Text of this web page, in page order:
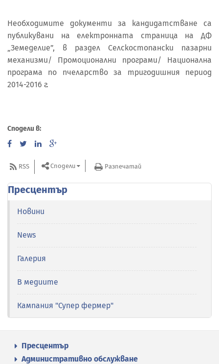
Необходимите документи за кандидатстване са
публикувани на електронната страница на ДФ
„Земеделие”, в раздел Селскостопански пазарни
механизми/ Промоционални програми/ Национална
програма по пчеларство за тригодишния период
2014-2016 г.
Сподели в:
RSS Сподели Разпечатай
Пресцентър
Новини
News
Галерия
В медиите
Кампания "Супер фермер"
Пресцентър
Административно обслужване